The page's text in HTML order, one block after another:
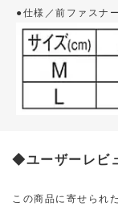
●仕様／前ファスナ
◆ユーザーレビ
この商品に寄せられ